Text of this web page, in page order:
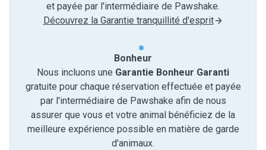
et payée par l'intermédiaire de Pawshake.
Découvrez la Garantie tranquillité d'esprit
Bonheur
Nous incluons une Garantie Bonheur Garanti
gratuite pour chaque réservation effectuée et payée
par l'intermédiaire de Pawshake afin de nous
assurer que vous et votre animal bénéficiez de la
meilleure expérience possible en matière de garde
d'animaux.